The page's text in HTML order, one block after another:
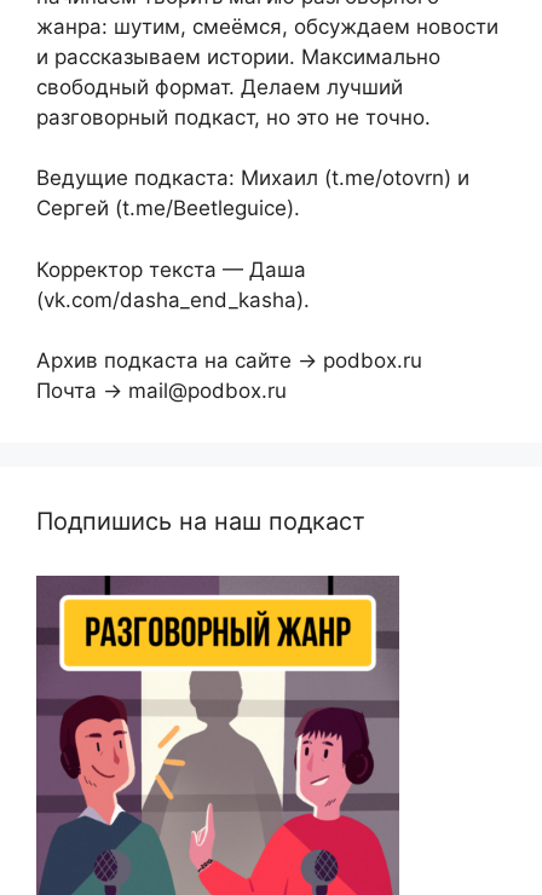
жанра: шутим, смеёмся, обсуждаем новости
и рассказываем истории. Максимально
свободный формат. Делаем лучший
разговорный подкаст, но это не точно.
Ведущие подкаста: Михаил (t.me/otovrn) и
Сергей (t.me/Beetleguice).
Корректор текста — Даша
(vk.com/dasha_end_kasha).
Архив подкаста на сайте → podbox.ru
Почта → mail@podbox.ru
Подпишись на наш подкаст